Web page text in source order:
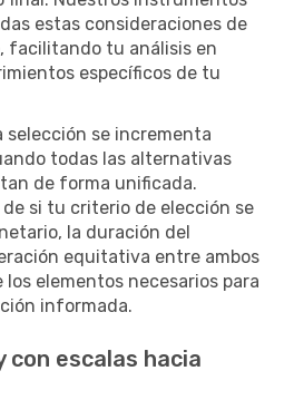
estas consideraciones de
facilitando tu análisis en
específicos de tu
selección se incrementa
todas las alternativas
de forma unificada.
si tu criterio de elección se
la duración del
equitativa entre ambos
elementos necesarios para
informada.
con escalas hacia